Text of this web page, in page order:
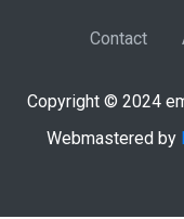
Contact
Copyright © 2024
Webmastered by